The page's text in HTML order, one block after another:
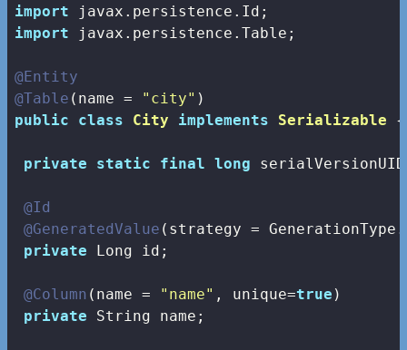
import
import javax.persistence.Table;
@Entity
@Table (name = "city"
public
class City implements Serializable {
private static final long
@Id
@GeneratedValue (strategy =
private Long id;
@Column (name = "name" , unique=true )
private String name;